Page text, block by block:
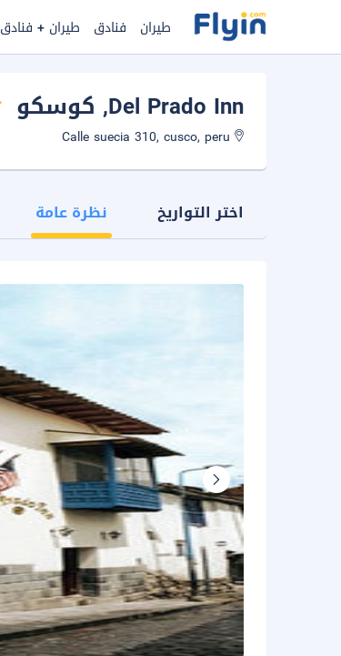
طيران فنادق طيران + فنادق
Del Prado Inn, كوسكو
اختر التواريخ نظرة عامة